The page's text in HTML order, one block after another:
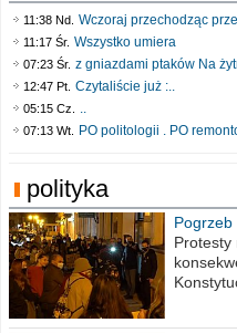
11:38 Nd. Wczoraj przechodząc
11:17 Śr. Wszystko umiera
07:23 Śr. z gniazdami ptaków Na
12:47 Pt. Czytaliście już :..
05:15 Cz. ..
07:13 Wt. PO politologii . PO
polityka
Protesty